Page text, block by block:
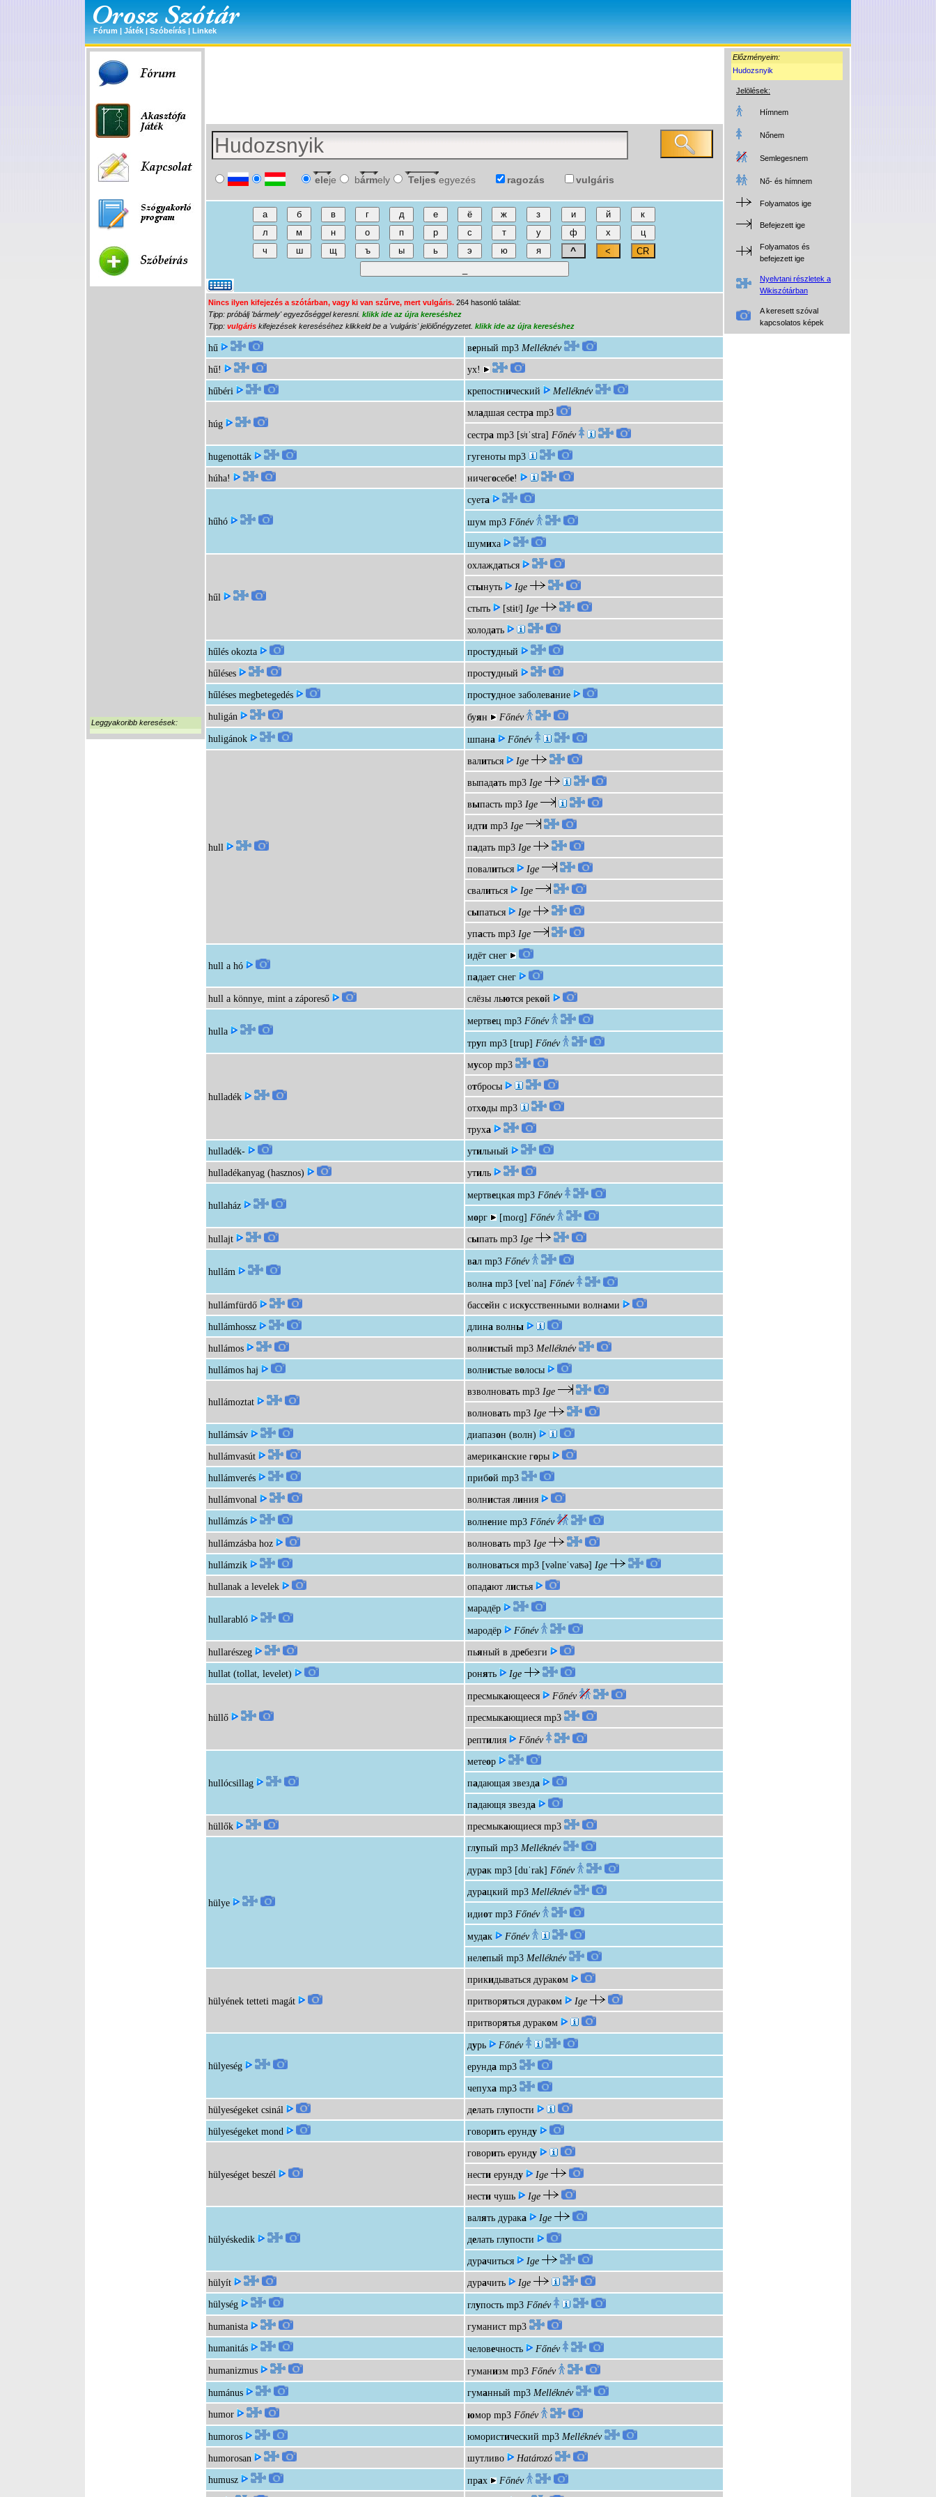
Fórum | Játék | Szóbeírás | Linkek
Előzményeim:
Hudozsnyik
Jelölések:
Hímnem
Nőnem
Semlegesnem
Nő- és hímnem
Folyamatos ige
Befejezett ige
Folyamatos és
befejezett ige
Nyelvtani részletek a
Wikiszótárban
A keresett szóval
kapcsolatos képek
Leggyakoribb keresések:
eleje bármely Teljes egyezés ragozás vulgáris
Nincs ilyen kifejezés a szótárban, vagy ki van szűrve, mert vulgáris. 264 hasonló találat:
Tipp: próbálj 'bármely' egyezőséggel keresni. klikk ide az újra kereséshez
Tipp: vulgáris kifejezések kereséséhez klikkeld be a 'vulgáris' jelölőnégyzetet. klikk ide az újra kereséshez
hű верный mp3 Melléknév
hű! ух!
hűbéri крепостнический Melléknév
húg
младшая сестра mp3
сестра mp3 [sʲɪˈstra] Főnév
hugenották гугеноты mp3
húha! ничегосебе!
hűhó
суета
шум mp3 Főnév
шумиха
hűl
охлаждаться
стынуть Ige
стыть [stɨtʲ] Ige
холодать
hűlés okozta простудный
hűléses простудный
hűléses megbetegedés простудное заболевание
huligán буян Főnév
huligánok шпана Főnév
hull
валиться Ige
выпадать mp3 Ige
выпасть mp3 Ige
идти mp3 Ige
падать mp3 Ige
повалиться Ige
свалиться Ige
сыпаться Ige
упасть mp3 Ige
hull a hó
идёт снег
падает снег
hull a könnye, mint a záporeső слёзы льются рекой
hulla
мертвец mp3 Főnév
труп mp3 [trup] Főnév
hulladék
мусор mp3
отбросы
отходы mp3
труха
hulladék- утильный
hulladékanyag (hasznos) утиль
hullaház
мертвецкая mp3 Főnév
морг [moɾɡ] Főnév
hullajt сыпать mp3 Ige
hullám
вал mp3 Főnév
волна mp3 [vɐlˈna] Főnév
hullámfürdő бассейн с искусственными волнами
hullámhossz длина волны
hullámos волнистый mp3 Melléknév
hullámos haj волнистые волосы
hullámoztat
взволновать mp3 Ige
волновать mp3 Ige
hullámsáv диапазон (волн)
hullámvasút американские горы
hullámverés прибой mp3
hullámvonal волнистая линия
hullámzás волнение mp3 Főnév
hullámzásba hoz волновать mp3 Ige
hullámzik волноваться mp3 [vəlnɐˈvaʦə] Ige
hullanak a levelek опадают листья
hullarabló
марадёр
мародёр Főnév
hullarészeg пьяный в дребезги
hullat (tollat, levelet) ронять Ige
hüllő
пресмыкающееся Főnév
пресмыкающиеся mp3
рептилия Főnév
hullócsillag
метеор
падающая звезда
падающя звезда
hüllők пресмыкающиеся mp3
hülye
глупый mp3 Melléknév
дурак mp3 [duˈrak] Főnév
дурацкий mp3 Melléknév
идиот mp3 Főnév
мудак Főnév
нелепый mp3 Melléknév
hülyének tetteti magát
прикидываться дураком
притворяться дураком Ige
притворятья дураком
hülyeség
дурь Főnév
ерунда mp3
чепуха mp3
hülyeségeket csinál делать глупости
hülyeségeket mond говорить ерунду
hülyeséget beszél
говорить ерунду
нести ерунду Ige
нести чушь Ige
hülyéskedik
валять дурака Ige
делать глупости
дурачиться Ige
hülyít дурачить Ige
hülység глупость mp3 Főnév
humanista гуманист mp3
humanitás человечность Főnév
humanizmus гуманизм mp3 Főnév
humánus гуманный mp3 Melléknév
humor юмор mp3 Főnév
humoros юмористический mp3 Melléknév
humorosan шутливо Határozó
humusz прах Főnév